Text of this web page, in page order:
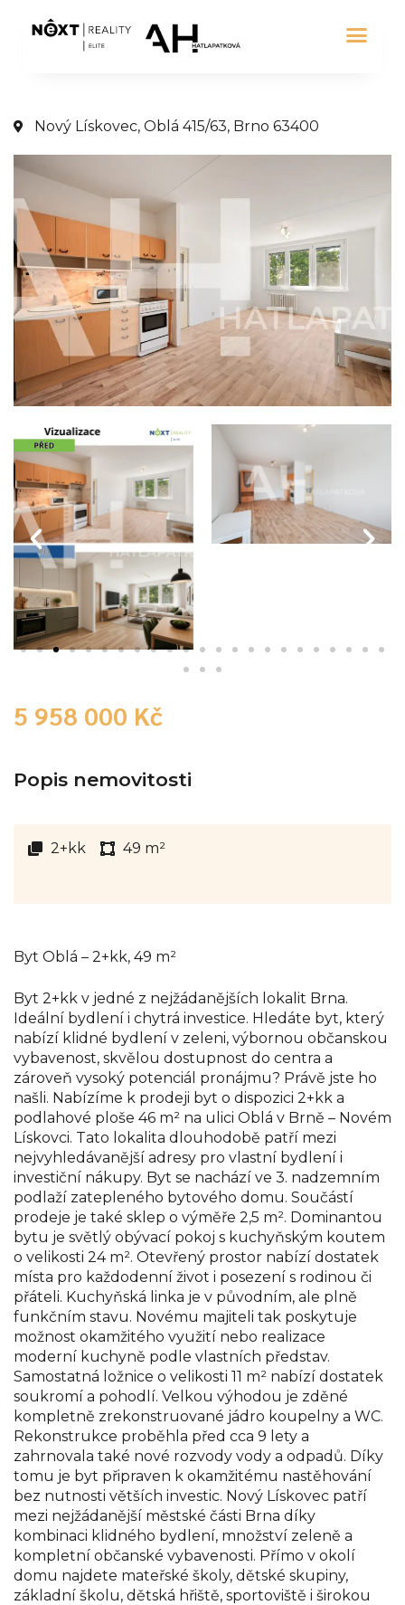
Nový Lískovec, Oblá 415/63, Brno 63400
5 958 000 Kč
Popis nemovitosti
2+kk 49 m²
Byt Oblá – 2+kk, 49 m²
Byt 2+kk v jedné z nejžádanějších lokalit Brna.
Ideální bydlení i chytrá investice. Hledáte byt, který
nabízí klidné bydlení v zeleni, výbornou občanskou
vybavenost, skvělou dostupnost do centra a
zároveň vysoký potenciál pronájmu? Právě jste ho
našli. Nabízíme k prodeji byt o dispozici 2+kk a
podlahové ploše 46 m² na ulici Oblá v Brně – Novém
Lískovci. Tato lokalita dlouhodobě patří mezi
nejvyhledávanější adresy pro vlastní bydlení i
investiční nákupy. Byt se nachází ve 3. nadzemním
podlaží zatepleného bytového domu. Součástí
prodeje je také sklep o výměře 2,5 m². Dominantou
bytu je světlý obývací pokoj s kuchyňským koutem
o velikosti 24 m². Otevřený prostor nabízí dostatek
místa pro každodenní život i posezení s rodinou či
přáteli. Kuchyňská linka je v původním, ale plně
funkčním stavu. Novému majiteli tak poskytuje
možnost okamžitého využití nebo realizace
moderní kuchyně podle vlastních představ.
Samostatná ložnice o velikosti 11 m² nabízí dostatek
soukromí a pohodlí. Velkou výhodou je zděné
kompletně zrekonstruované jádro koupelny a WC.
Rekonstrukce proběhla před cca 9 lety a
zahrnovala také nové rozvody vody a odpadů. Díky
tomu je byt připraven k okamžitému nastěhování
bez nutnosti větších investic. Nový Lískovec patří
mezi nejžádanější městské části Brna díky
kombinaci klidného bydlení, množství zeleně a
kompletní občanské vybavenosti. Přímo v okolí
domu najdete mateřské školy, dětské skupiny,
základní školu, dětská hřiště, sportoviště i širokou